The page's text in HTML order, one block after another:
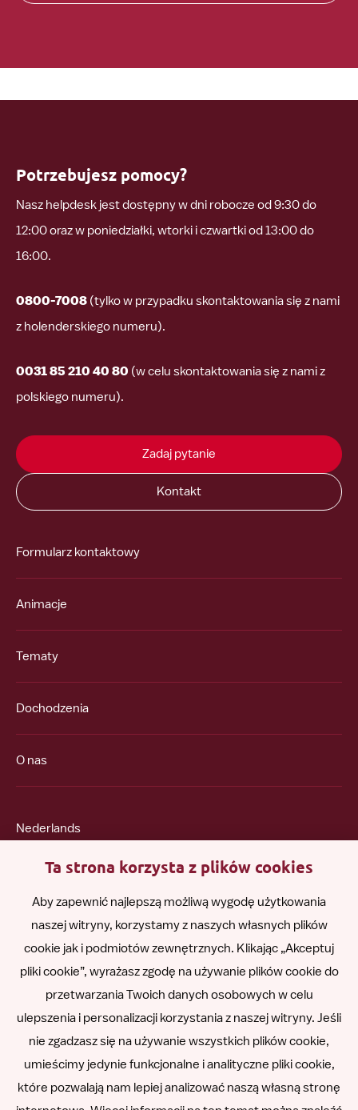
Potrzebujesz pomocy?
Nasz helpdesk jest dostępny w dni robocze od 9:30 do
12:00 oraz w poniedziałki, wtorki i czwartki od 13:00 do
16:00.
0800-7008 (tylko w przypadku skontaktowania się z nami
z holenderskiego numeru).
0031 85 210 40 80 (w celu skontaktowania się z nami z
polskiego numeru).
Zadaj pytanie
Kontakt
Formularz kontaktowy
Animacje
Tematy
Dochodzenia
O nas
Nederlands
Română
Other languages
Ta strona korzysta z plików cookies
Aby zapewnić najlepszą możliwą wygodę użytkowania
naszej witryny, korzystamy z naszych własnych plików
cookie jak i podmiotów zewnętrznych. Klikając „Akceptuj
pliki cookie”, wyrażasz zgodę na używanie plików cookie do
przetwarzania Twoich danych osobowych w celu
ulepszenia i personalizacji korzystania z naszej witryny. Jeśli
nie zgadzasz się na używanie wszystkich plików cookie,
umieścimy jedynie funkcjonalne i analityczne pliki cookie,
które pozwalają nam lepiej analizować naszą własną stronę